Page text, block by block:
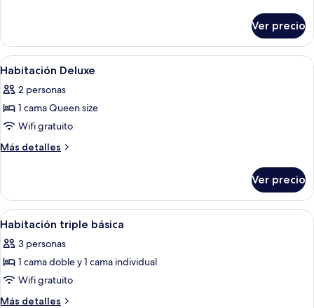
Room
Ver precio
Abrir
todas
las
fotos
de
Habitación
Una habitación de hotel moderna
6
Habitación Deluxe
2 personas
1 cama Queen size
Wifi gratuito
Más detalles
Más
Deluxe
Ver precio
Abrir
todas
las
fotos
de
Habitación
Una cama con una manta blanca
1
Habitación triple básica
3 personas
1 cama doble y 1 cama individual
Wifi gratuito
Más detalles
Más